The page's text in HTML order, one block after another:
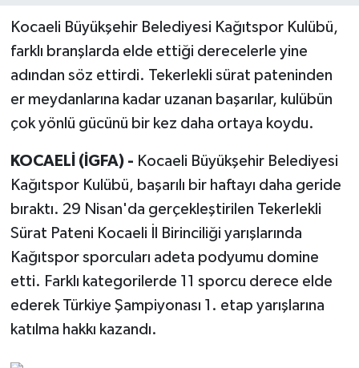
Kocaeli Büyükşehir Belediyesi Kağıtspor Kulübü,
farklı branşlarda elde ettiği derecelerle yine
adından söz ettirdi. Tekerlekli sürat pateninden
er meydanlarına kadar uzanan başarılar, kulübün
çok yönlü gücünü bir kez daha ortaya koydu.
KOCAELİ (İGFA) - Kocaeli Büyükşehir Belediyesi
Kağıtspor Kulübü, başarılı bir haftayı daha geride
bıraktı. 29 Nisan'da gerçekleştirilen Tekerlekli
Sürat Pateni Kocaeli İl Birinciliği yarışlarında
Kağıtspor sporcuları adeta podyumu domine
etti. Farklı kategorilerde 11 sporcu derece elde
ederek Türkiye Şampiyonası 1. etap yarışlarına
katılma hakkı kazandı.